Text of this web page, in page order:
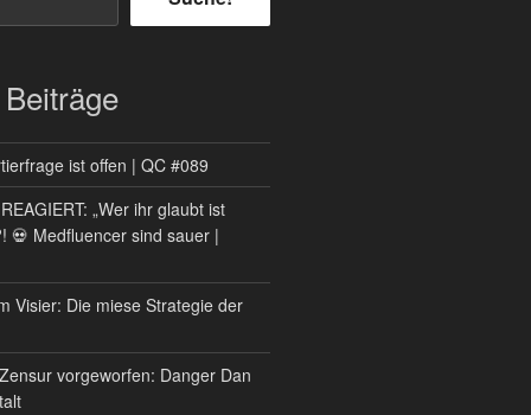
ist offen | QC #089
„Wer ihr glaubt ist
💀 Medfluencer sind sauer |
Visier: Die miese Strategie der
vorgeworfen: Danger Dan